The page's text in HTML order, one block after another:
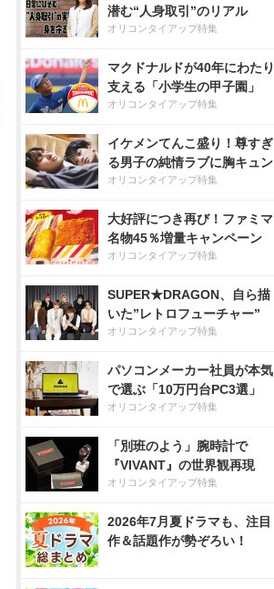
潜む“人身取引”のリアル
オリコンタイアップ特集
マクドナルドが40年にわたり
支える「小学生の甲子園」
オリコンタイアップ特集
イケメンてんこ盛り！尊すぎ
る男子の純情ラブに胸キュン
オリコンタイアップ特集
大好評につき再び！ファミマ
名物45％増量キャンペーン
オリコンタイアップ特集
SUPER★DRAGON、自ら描
いた”レトロフューチャー”
オリコンタイアップ特集
パソコンメーカー社員が本気
で選ぶ「10万円台PC3選」
オリコンタイアップ特集
「別班のよう」腕時計で
『VIVANT』の世界観再現
オリコンタイアップ特集
2026年7月夏ドラマも、注目
作＆話題作が勢ぞろい！